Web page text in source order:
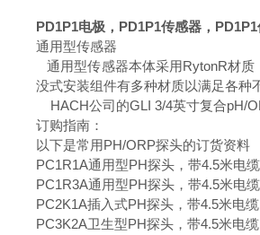
PD1P1电极， PD1P1传感器，PD1P1
通用型传感器
通用型传感器本体采用RytonR材质
没式安装组件有多种材质以满足各种
HACH公司的GLI 3/4英寸复合pH/
订购指南：
以下是常用PH/ORP探头的订货资料
PC1R1A通用型PH探头，带4.5米电
PC1R3A通用型PH探头，带4.5米电
PC2K1A插入式PH探头，带4.5米电
PC3K2A卫生型PH探头，带4.5米电